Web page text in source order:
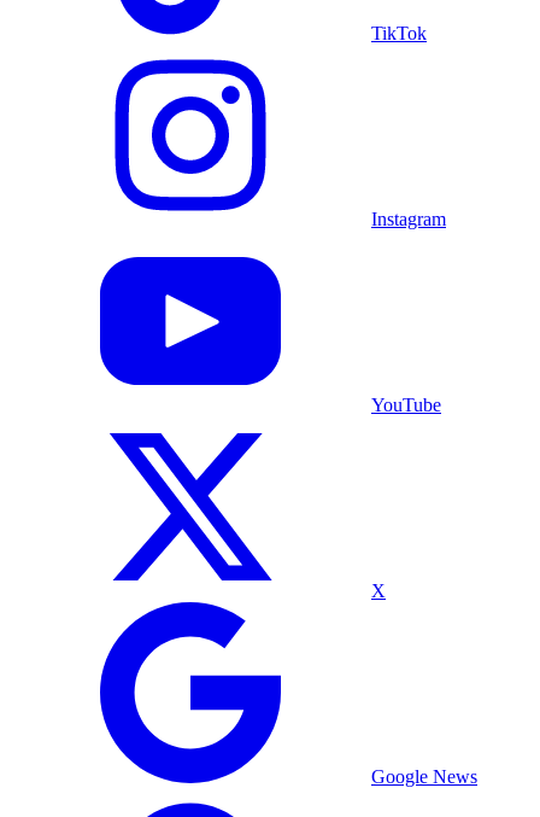
TikTok
Instagram
YouTube
X
Google News